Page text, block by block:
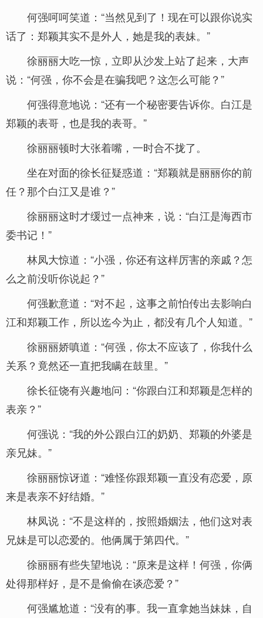
何强呵呵笑道：“当然见到了！现在可以跟你说实
话了：郑颖其实不是外人，她是我的表妹。”
徐丽丽大吃一惊，立即从沙发上站了起来，大声
说：“何强，你不会是在骗我吧？这怎么可能？”
何强得意地说：“还有一个秘密要告诉你。白江是
郑颖的表哥，也是我的表哥。”
徐丽丽顿时大张着嘴，一时合不拢了。
坐在对面的徐长征疑惑道：“郑颖就是丽丽你的前
任？那个白江又是谁？”
徐丽丽这时才缓过一点神来，说：“白江是海西市
委书记！”
林凤大惊道：“小强，你还有这样厉害的亲戚？怎
么之前没听你说起？”
何强歉意道：“对不起，这事之前怕传出去影响白
江和郑颖工作，所以迄今为止，都没有几个人知道。”
徐丽丽娇嗔道：“何强，你太不应该了，你我什么
关系？竟然还一直把我瞒在鼓里。”
徐长征饶有兴趣地问：“你跟白江和郑颖是怎样的
表亲？”
何强说：“我的外公跟白江的奶奶、郑颖的外婆是
亲兄妹。”
徐丽丽惊讶道：“难怪你跟郑颖一直没有恋爱，原
来是表亲不好结婚。”
林凤说：“不是这样的，按照婚姻法，他们这对表
兄妹是可以恋爱的。他俩属于第四代。”
徐丽丽有些失望地说：“原来是这样！何强，你俩
处得那样好，是不是偷偷在谈恋爱？”
何强尴尬道：“没有的事。我一直拿她当妹妹，自